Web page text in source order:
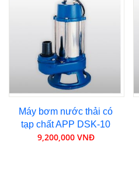
Máy bơm nước thải có
tạp chất APP DSK-10
9,200,000 VNĐ